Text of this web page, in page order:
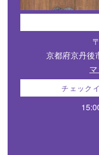
京都府京丹後
チェック